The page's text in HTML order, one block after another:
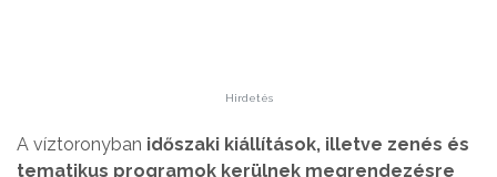
Hirdetés
A víztoronyban időszaki kiállítások, illetve zenés és
tematikus programok kerülnek megrendezésre